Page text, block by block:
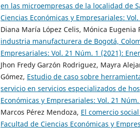
en las microempresas de la localidad de
Ciencias Económicas y Empresariales:
Diana María López Celis, Mónica Eugenia
industria manufacturera de Bogotá,
Empresariales: Vol. 21 Núm. 1 (2021):
Jhon Fredy Garzón Rodriguez, Mayra
Gómez, Estudio de caso sobre
servicio en servicios especializados de
Económicas y Empresariales: Vol. 21
Marcos Pérez Mendoza, El comercio
Facultad de Ciencias Económicas y